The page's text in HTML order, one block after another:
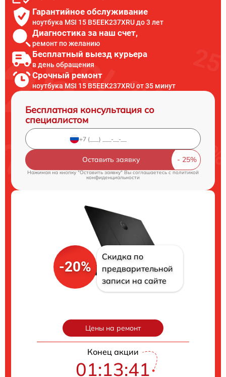
Гарантийное обслуживание
ноутбука MSI 15 B5EEK237XRU до 3 лет
Диагностика за наш счет,
ремонт по желанию
Бесплатный выезд курьера
в день обращения
Срочный ремонт
ноутбука MSI 15 B5EEK237XRU от 35 минут
Бесплатная консультация со
специалистом
Оставить заявку
Нажимая на кнопку "Оставить заявку" Вы соглашаетесь cполитикой
конфиденциальности
-20%
Скидка по
предварительной
записи на сайте
Цены на ремонт
Конец акции
01:13:40